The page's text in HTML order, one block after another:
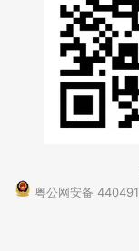
粤公网安备